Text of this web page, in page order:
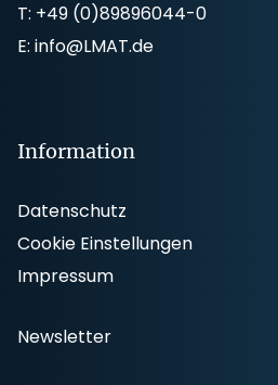
T: +49 (0)89896044-0
E: info@LMAT.de
Information
Datenschutz
Cookie Einstellungen
Impressum
Newsletter